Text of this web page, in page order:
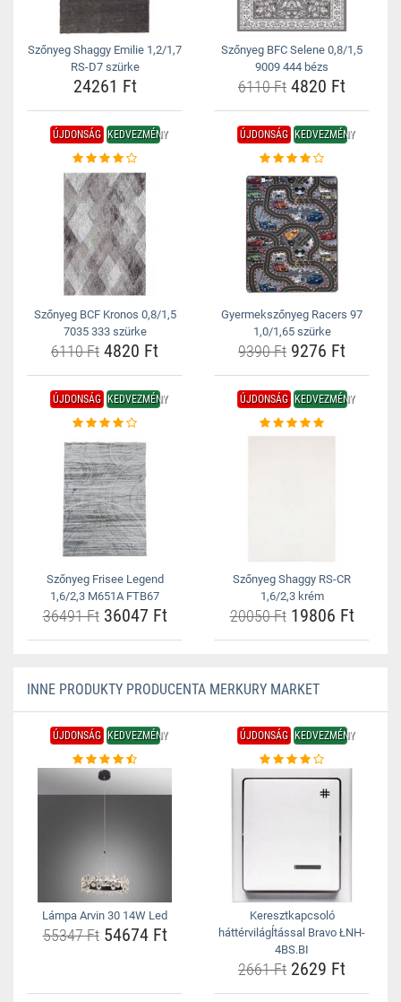
Szőnyeg Shaggy Emilie 1,2/1,7
RS-D7 szürke
24261 Ft
Szőnyeg BFC Selene 0,8/1,5
9009 444 bézs
6110 Ft 4820 Ft
ÚJDONSÁG KEDVEZMÉNY
Szőnyeg BCF Kronos 0,8/1,5
7035 333 szürke
6110 Ft 4820 Ft
ÚJDONSÁG KEDVEZMÉNY
Gyermekszőnyeg Racers 97
1,0/1,65 szürke
9390 Ft 9276 Ft
ÚJDONSÁG KEDVEZMÉNY
Szőnyeg Frisee Legend
1,6/2,3 M651A FTB67
36491 Ft36047 Ft
ÚJDONSÁG KEDVEZMÉNY
Szőnyeg Shaggy RS-CR
1,6/2,3 krém
20050 Ft19806 Ft
INNE PRODUKTY PRODUCENTA MERKURY MARKET
ÚJDONSÁG KEDVEZMÉNY
Lámpa Arvin 30 14W Led
55347 Ft54674 Ft
ÚJDONSÁG KEDVEZMÉNY
Keresztkapcsoló
háttérvilágĺtással Bravo ŁNH-
4BS.BI
2661 Ft 2629 Ft